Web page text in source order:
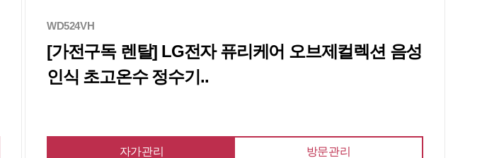
WD524VH
[가전구독 렌탈] LG전자 퓨리케어 오브제컬렉션 음성
인식 초고온수 정수기..
자가관리 방문관리